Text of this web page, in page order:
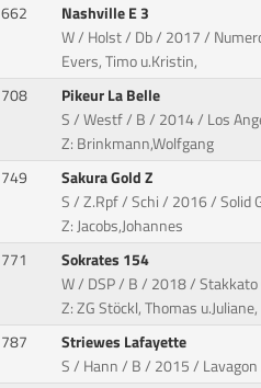
662
Nashville E 3
W / Holst / Db / 2017 /
Evers, Timo u.Kristin,
708
Pikeur La Belle
S / Westf / B / 2014 / Los
Z: Brinkmann,Wolfgang
749
Sakura Gold Z
S / Z.Rpf / Schi / 2016 / Solid
Z: Jacobs,Johannes
771
Sokrates 154
W / DSP / B / 2018 /
Z: ZG Stöckl, Thomas u.Juliane,
787
Striewes Lafayette
S / Hann / B / 2015 /